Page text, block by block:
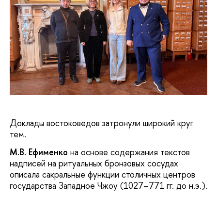
Доклады востоковедов затронули широкий круг
тем.
М.В. Ефименко на основе содержания текстов
надписей на ритуальных бронзовых сосудах
описала сакральные функции столичных центров
государства Западное Чжоу (1027–771 гг. до н.э.).